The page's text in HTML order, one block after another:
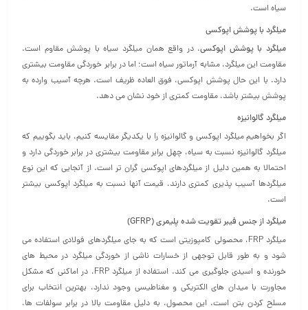
سیاه است.
میلگرد با پوشش اپوکسی
میلگرد با پوشش اپوکسی، در واقع همان میلگرد سیاه با پوشش مقاوم است.
مقاومت این میلگرد، مشابه آرماتور سیاه است؛ اما در برابر خوردگی مقاومت بیشتری
دارد. با این حال پوشش اپوکسی، فوق‌ العاده ظریف است. هرچه آسیب وارده به
پوشش بیشتر باشد، مقاومت کمتری از خود نشان می‌ دهد.
میلگرد گالوانیزه
اگر بخواهیم میلگرد اپوکسی و گالوانیزه را با یکدیگر مقایسه کنیم، باید بگوییم که
میلگرد گالوانیزه نسبت به سیاه، چهل برابر مقاومت بیشتری در برابر خوردگی دارد و
احتمالا به همین دلیل از میلگردهای اپوکسی گران‌ تر است. از آنجایی که این نوع
میلگردها آسیب‌ پذیری کمتری دارند، قیمت آنها نسبت به میلگرد اپوکسی بیشتر
است.
میلگرد از جنس فیبر تقویت شده پلیمری (GFRP)
میلگرد FRP، محصولی کامپوزیتی است که به جای میلگردهای فولادی استفاده می‌
شود و به طور قابل توجهی از خسارات ناشی از خوردگی میلگرد در محیط های
خورنده و اسیدی جلوگیری می‌ کند. استفاده از میلگرد FRP، در اماکنی که مشکل
مجاورت با میدان‌ های الکتریکی و مغناطیسی وجود ندارد، بهترین انتخاب برای
مسلح کردن بتن است. این محصول، به دليل مقاومت بالا در برابر سولفات‌ ها،